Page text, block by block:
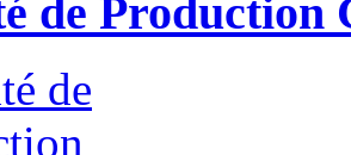
de Production